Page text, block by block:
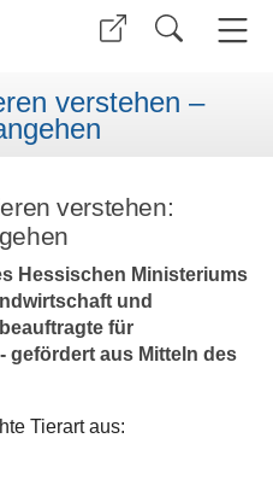
verstehen –
verstehen:
Hessischen Ministeriums
und
für
gefördert aus Mitteln des
Tierart aus: